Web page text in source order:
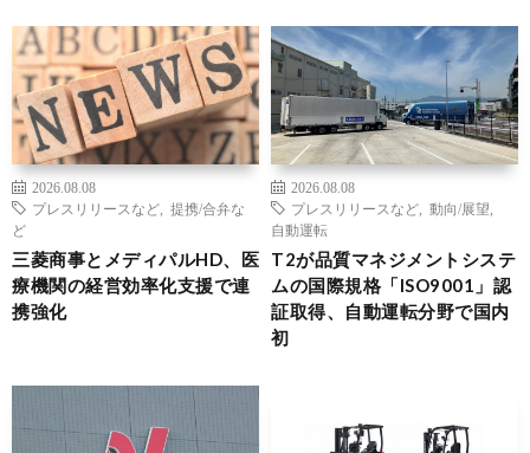
2026.08.08
プレスリリースなど
提携/合弁な
ど
三菱商事とメディパルHD、医
療機関の経営効率化支援で連
携強化
2026.08.08
プレスリリースなど
動向/展望
自動運転
T2が品質マネジメントシステ
ムの国際規格「ISO9001」認
証取得、自動運転分野で国内
初